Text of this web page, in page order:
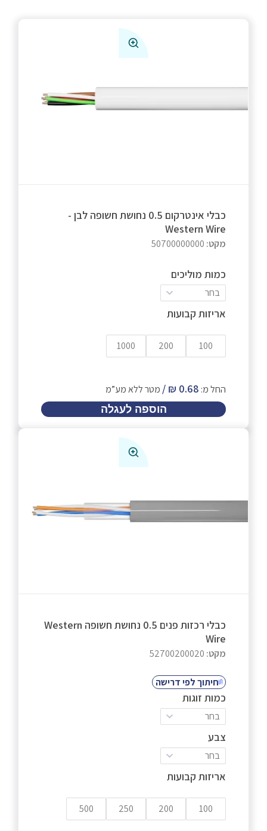
כבלי אינטרקום 0.5 נחושת חשופה לבן -
Western Wire
מקט: 50700000000
אריזות קבועות
100
200
1000
כמות מוליכים
בחר
החל מ: מטר ללא מע”מ
הוספה לעגלה
כבלי רכזות פנים 0.5 נחושת חשופה Western
Wire
מקט: 52700200020
חיתוך לפי דרישה
אריזות קבועות
100
200
250
500
כמות זוגות
בחר
צבע
בחר